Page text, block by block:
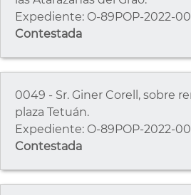
Expediente: O-89POP-2022-
Contestada
0049 - Sr. Giner Corell, sobre
plaza Tetuán.
Expediente: O-89POP-2022-
Contestada